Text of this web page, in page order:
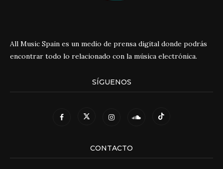
All Music Spain es un medio de prensa digital donde podrás
encontrar todo lo relacionado con la música electrónica.
SÍGUENOS
CONTACTO